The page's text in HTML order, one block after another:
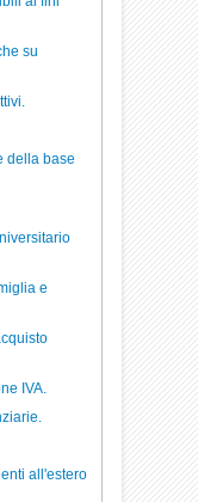
su
della base
e
IVA.
all'estero